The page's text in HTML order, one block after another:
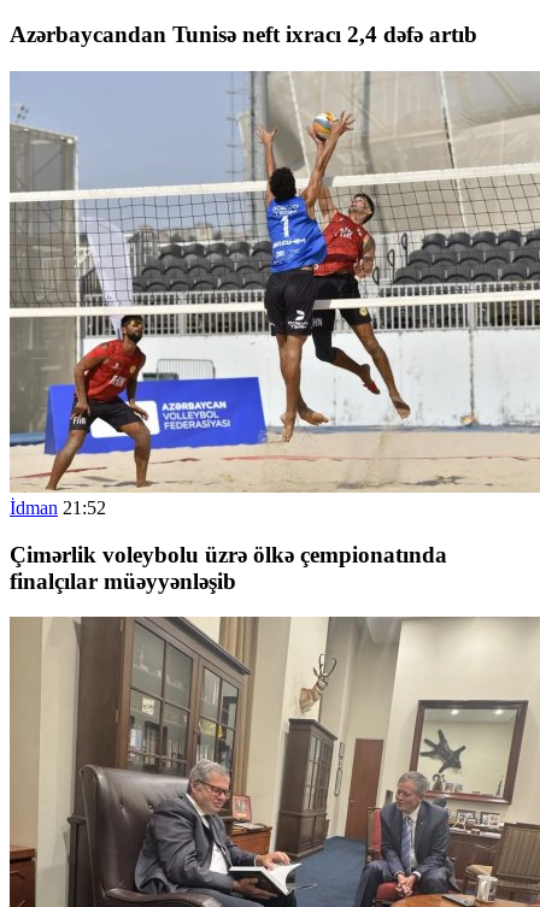
Azərbaycandan Tunisə neft ixracı 2,4 dəfə artıb
İdman 21:52
Çimərlik voleybolu üzrə ölkə çempionatında
finalçılar müəyyənləşib